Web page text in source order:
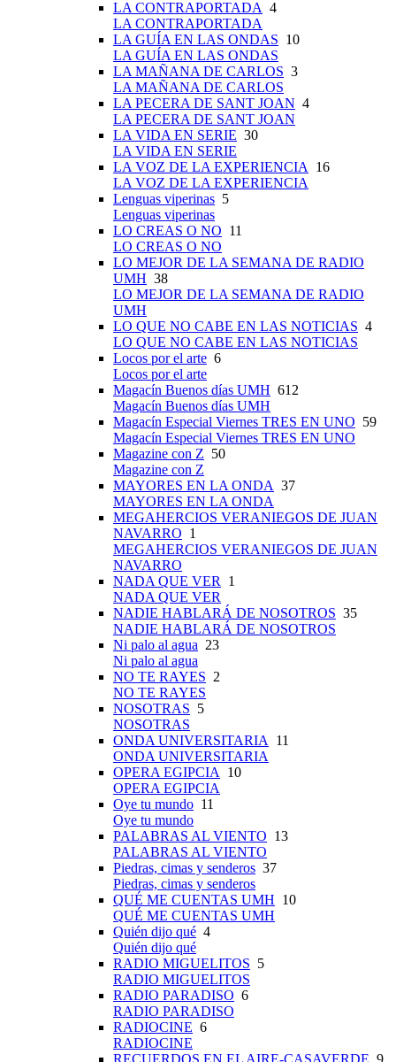
LA CONTRAPORTADA 4
LA CONTRAPORTADA
LA GUÍA EN LAS ONDAS 10
LA GUÍA EN LAS ONDAS
LA MAÑANA DE CARLOS 3
LA MAÑANA DE CARLOS
LA PECERA DE SANT JOAN 4
LA PECERA DE SANT JOAN
LA VIDA EN SERIE 30
LA VIDA EN SERIE
LA VOZ DE LA EXPERIENCIA
16
LA VOZ DE LA EXPERIENCIA
Lenguas viperinas 5
Lenguas viperinas
LO CREAS O NO 11
LO CREAS O NO
LO MEJOR DE LA SEMANA DE RADIO
UMH 38
LO MEJOR DE LA SEMANA DE RADIO
UMH
LO QUE NO CABE EN LAS NOTICIAS 4
LO QUE NO CABE EN LAS NOTICIAS
Locos por el arte 6
Locos por el arte
Magacín Buenos días UMH 612
Magacín Buenos días UMH
Magacín Especial Viernes TRES EN UNO 59
Magacín Especial Viernes TRES EN UNO
Magazine con Z 50
Magazine con Z
MAYORES EN LA ONDA 37
MAYORES EN LA ONDA
MEGAHERCIOS VERANIEGOS DE JUAN
NAVARRO 1
MEGAHERCIOS VERANIEGOS DE JUAN
NAVARRO
NADA QUE VER
1
NADA QUE VER
NADIE HABLARÁ DE NOSOTROS 35
NADIE HABLARÁ DE NOSOTROS
Ni palo al agua 23
Ni palo al agua
NO TE RAYES 2
NO TE RAYES
NOSOTRAS 5
NOSOTRAS
ONDA UNIVERSITARIA
11
ONDA UNIVERSITARIA
OPERA EGIPCIA
10
OPERA EGIPCIA
Oye tu mundo 11
Oye tu mundo
PALABRAS AL VIENTO 13
PALABRAS AL VIENTO
Piedras, cimas y senderos 37
Piedras, cimas y senderos
QUÉ ME CUENTAS UMH 10
QUÉ ME CUENTAS UMH
Quién dijo qué 4
Quién dijo qué
RADIO MIGUELITOS 5
RADIO MIGUELITOS
RADIO PARADISO 6
RADIO PARADISO
RADIOCINE 6
RADIOCINE